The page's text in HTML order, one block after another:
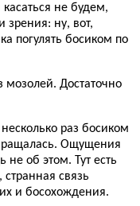
не будем,
зрения: ну, вот,
погулять босиком по
мозолей. Достаточно
раз босиком
Ощущения
об этом. Тут есть
связь
и босохождения.